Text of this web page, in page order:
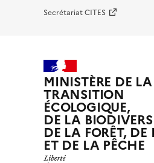
Secrétariat CITES
MINISTÈRE DE LA
TRANSITION
ÉCOLOGIQUE,
DE LA
DE LA FORÊT, DE
ET DE LA PÊCHE